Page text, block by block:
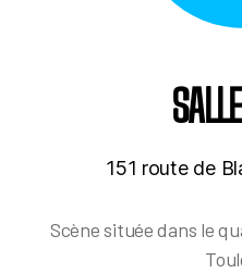
151 route de
Scène située dans le